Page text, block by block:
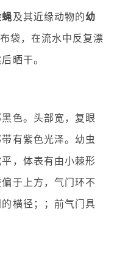
及其近缘动物的幼
袋，在流水中反复漂
晒干。
色。头部宽，复眼
有紫色光泽。幼虫
，体表有由小棘形
于上方，气门环不
横径；；前气门具